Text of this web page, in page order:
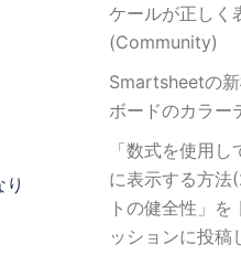
ケールが正しく
(Community)
Smartsheetの
ボードのカラー
「数式を使用
に表示する方
トの健全性」
ッションに投稿